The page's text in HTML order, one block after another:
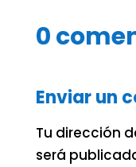
0
Enviar un
Tu dirección
será